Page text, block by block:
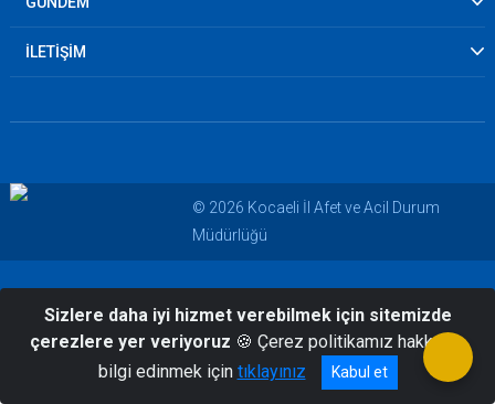
İLETİŞİM
© 2026 Kocaeli İl Afet ve Acil Durum
Müdürlüğü
Sizlere daha iyi hizmet verebilmek için sitemizde
çerezlere yer veriyoruz 🍪 Çerez politikamız hakkında
bilgi edinmek için tıklayınız Kabul et